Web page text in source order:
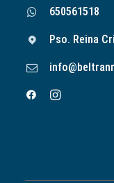
650561518
Pso. Reina